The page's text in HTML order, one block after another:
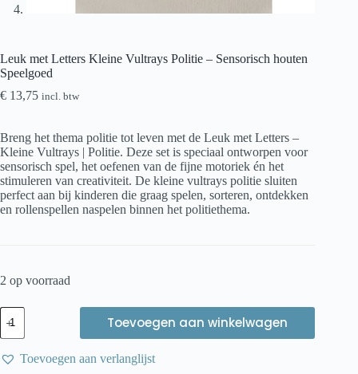
Leuk met Letters Kleine Vultrays Politie – Sensorisch houten
Speelgoed
€ 13,75 incl. btw
Breng het thema politie tot leven met de Leuk met Letters –
Kleine Vultrays | Politie. Deze set is speciaal ontworpen voor
sensorisch spel, het oefenen van de fijne motoriek én het
stimuleren van creativiteit. De kleine vultrays politie sluiten
perfect aan bij kinderen die graag spelen, sorteren, ontdekken
en rollenspellen naspelen binnen het politiethema.
2 op voorraad
Leuk
met
Letters
Kleine
Vultrays
Toevoegen aan winkelwagen
Toevoegen aan verlanglijst